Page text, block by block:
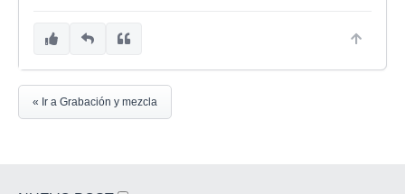
« Ir a Grabación y mezcla